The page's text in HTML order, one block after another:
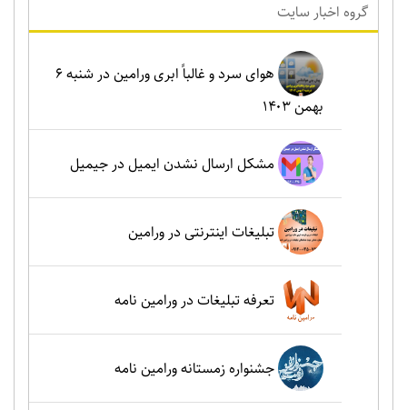
گروه اخبار سايت
هوای سرد و غالباً ابری ورامین در شنبه ۶
بهمن ۱۴۰۳
مشکل ارسال نشدن ایمیل در جیمیل
تبلیغات اینترنتی در ورامین
تعرفه تبلیغات در ورامین نامه
جشنواره زمستانه ورامین نامه